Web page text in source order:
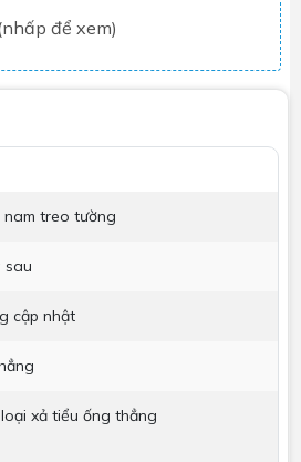
để xem)
nam treo tường
sau
cập nhật
xả tiểu ống thẳng